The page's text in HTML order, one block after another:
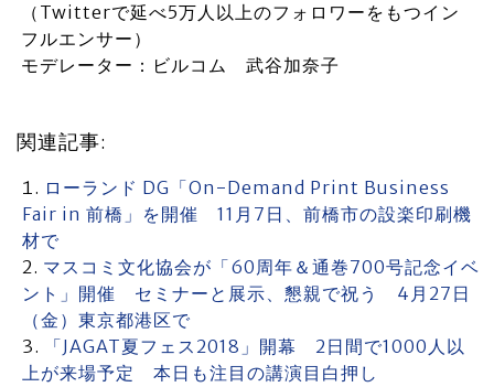
（Twitterで延べ5万人以上のフォロワーをもつイン
フルエンサー）
モデレーター：ビルコム 武谷加奈子
関連記事:
ローランド DG「On-Demand Print Business
Fair in 前橋」を開催 11月7日、前橋市の設楽印刷機
材で
マスコミ文化協会が「60周年＆通巻700号記念イベ
ント」開催 セミナーと展示、懇親で祝う 4月27日
（金）東京都港区で
「JAGAT夏フェス2018」開幕 2日間で1000人以
上が来場予定 本日も注目の講演目白押し